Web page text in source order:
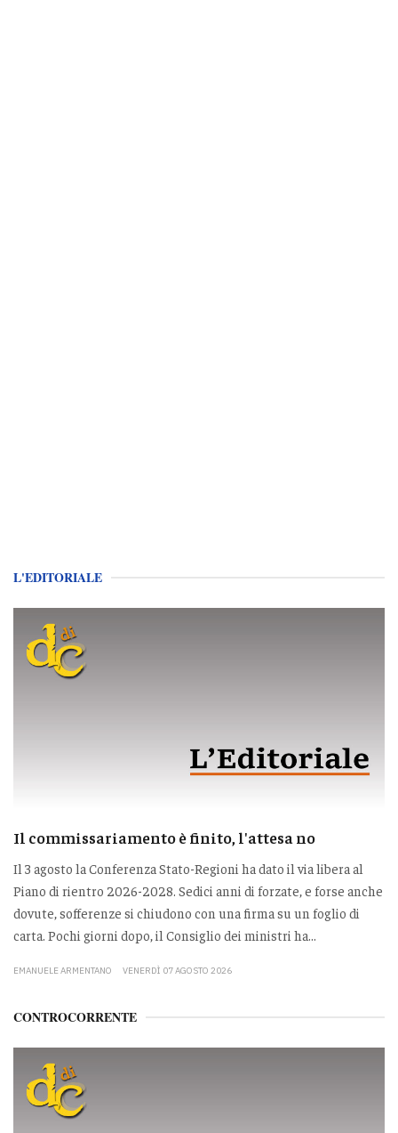
L'EDITORIALE
Il commissariamento è finito, l'attesa no
Il 3 agosto la Conferenza Stato-Regioni ha dato il via libera al
Piano di rientro 2026-2028. Sedici anni di forzate, e forse anche
dovute, sofferenze si chiudono con una firma su un foglio di
carta. Pochi giorni dopo, il Consiglio dei ministri ha...
EMANUELE ARMENTANO VENERDÌ 07 AGOSTO 2026
CONTROCORRENTE